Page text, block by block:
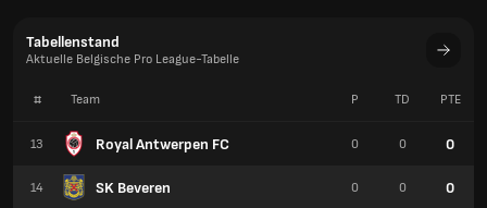
Tabellenstand
Aktuelle Belgische Pro League-Tabelle
# Team
13 Royal Antwerpen FC
14 SK Beveren
P TD PTE
0 0 0
0 0 0